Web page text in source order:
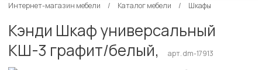
Интернет-магазин мебели Каталог мебели Шкафы
Кэнди Шкаф универсальный
КШ-3 графит/белый,
арт. dm-17913